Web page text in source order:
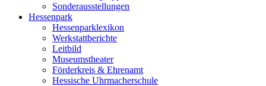
Sonderausstellungen
Hessenpark
Hessenparklexikon
Werkstattberichte
Leitbild
Museumstheater
Förderkreis & Ehrenamt
Hessische Uhrmacherschule